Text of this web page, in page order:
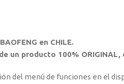
en CHILE.
un producto 100%
del menú de funciones en el